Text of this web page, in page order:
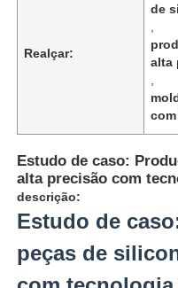
Realçar:
de
alta
Estudo de caso:
alta precisão com
descrição:
Estudo de
peças de